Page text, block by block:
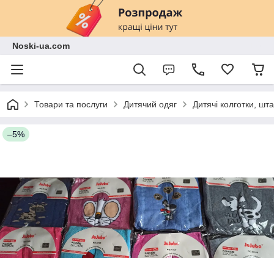
Noski-ua.com
Товари та послуги Дитячий одяг Дитячі колготки,
–5%